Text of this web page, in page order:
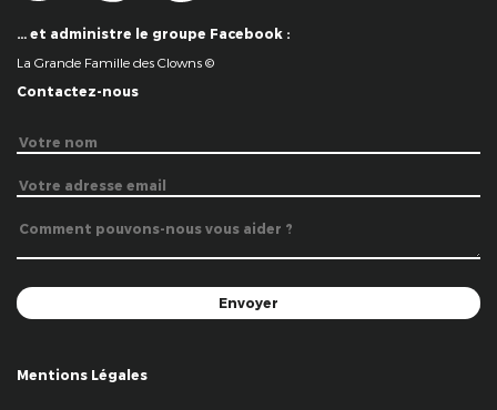
… et administre le groupe Facebook :
La Grande Famille des Clowns ©
Contactez-nous
Mentions Légales